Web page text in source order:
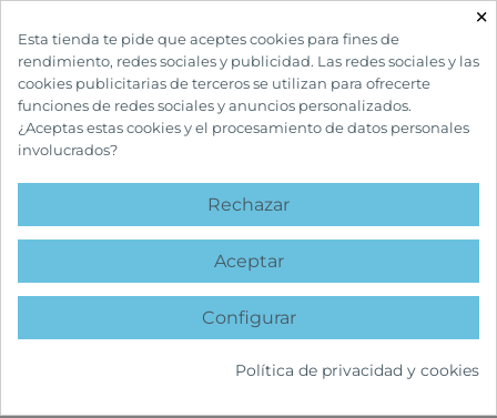
INICIO CUIDADOS CAPILARES
TRATAMIENTOS
ANTICASPA Y PICOR
×
Esta tienda te pide que aceptes cookies para fines de
rendimiento, redes sociales y publicidad. Las redes sociales y las
cookies publicitarias de terceros se utilizan para ofrecerte
funciones de redes sociales y anuncios personalizados.
¿Aceptas estas cookies y el procesamiento de datos personales
involucrados?
Rechazar
Aceptar
Configurar
Política de privacidad y cookies